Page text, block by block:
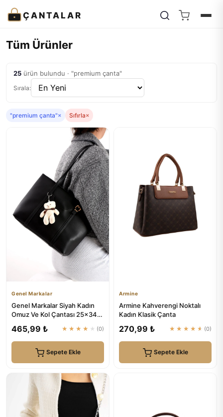
ÇANTALAR
Tüm Ürünler
25 ürün bulundu · "premium çanta"
Sırala:
"premium çanta"× Sıfırla×
Genel Markalar
Genel Markalar Siyah Kadın
Omuz Ve Kol Çantası 25x34
465,99 ₺ ★★★★★ (0)
Sepete Ekle
Armine
Armine Kahverengi Noktalı
Kadın Klasik Çanta
270,99 ₺ ★★★★★ (0)
Sepete Ekle